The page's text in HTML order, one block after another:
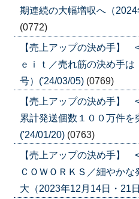
期連続の大幅増収へ（
(0772)
【売上アップの決め手】
ｅｉｔ／売れ筋の決め手は
号）('24/03/05) (0769)
【売上アップの決め手】
累計発送個数１００万件を
('24/01/20) (0763)
【売上アップの決め手】
ＣＯＷＯＲＫＳ／細やか
大（2023年12月14日・21